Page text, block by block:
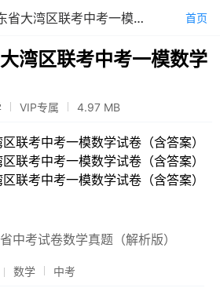
2025年广东省大湾区联考中考一模数学试卷（含答案） 首页
湾区联考中考一模数学
VIP专属 4.97 MB
中考试卷数学真题（解析版）
数学 中考